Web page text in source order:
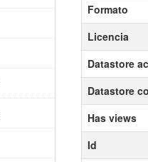
Formato
Licencia
Datastore
Datastore
Has views
Id